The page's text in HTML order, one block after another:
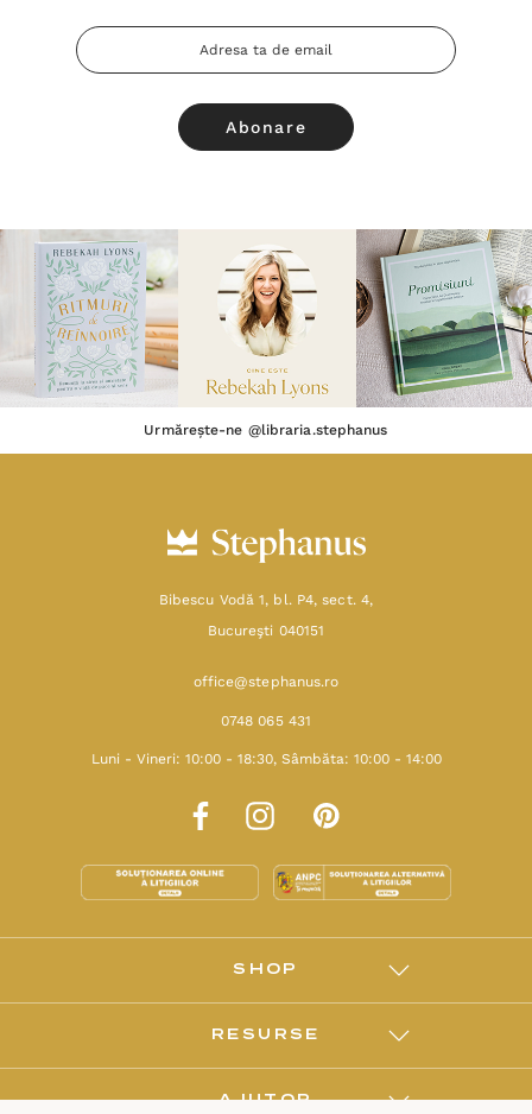
Adresa
Email
Urmărește-ne @libraria.stephanus
Bibescu Vodă 1, bl. P4, sect. 4,
Bucureşti 040151
office@stephanus.ro
0748 065 431
Luni - Vineri: 10:00 - 18:30, Sâmbăta: 10:00 - 14:00
SHOP
RESURSE
AJUTOR